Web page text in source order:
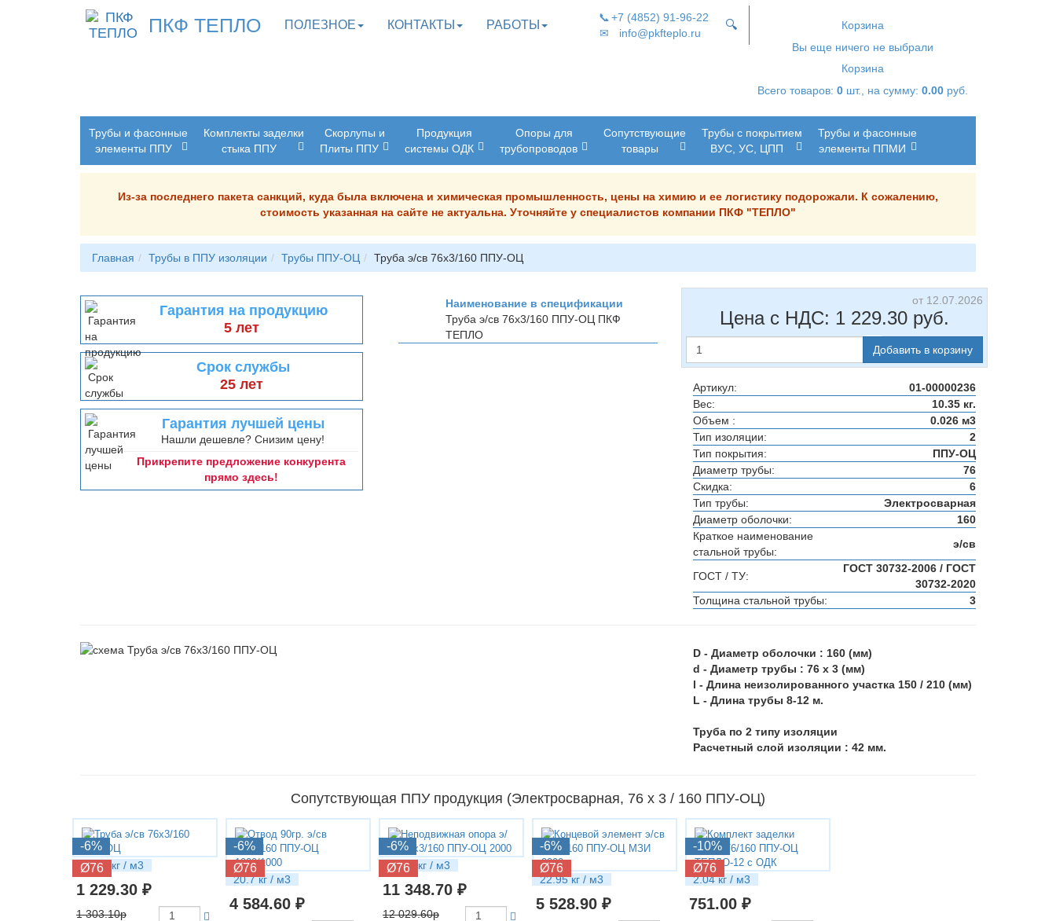
ПКФ ТЕПЛО ПОЛЕЗНОЕ КОНТАКТЫ РАБОТЫ
📞
✉
+7 (4852) 91-96-22
info@pkfteplo.ru
Корзина
Вы еще ничего не выбрали
Корзина
Всего товаров: 0 шт., на сумму: 0.00 руб.
🔍
Трубы и фасонные
элементы ППУ
Комплекты заделки
стыка ППУ
Скорлупы и
Плиты ППУ
Продукция
системы ОДК
Опоры для
трубопроводов
Сопутствующие
товары
Трубы с покрытием
ВУС, УС, ЦПП
Трубы и фасонные
элементы ППМИ
Из-за последнего пакета санкций, куда была включена и химическая промышленность, цены на химию и ее логистику подорожали. К сожалению,
стоимость указанная на сайте не актуальна. Уточняйте у специалистов компании ПКФ "ТЕПЛО"
Главная Трубы в ППУ изоляции Трубы ППУ-ОЦ Труба э/св 76х3/160 ППУ-ОЦ
Гарантия на продукцию
5 лет
Срок службы
25 лет
Гарантия лучшей цены
Нашли дешевле? Снизим цену!
Прикрепите предложение конкурента
прямо здесь!
Наименование в спецификации
Труба э/св 76х3/160 ППУ-ОЦ ПКФ
ТЕПЛО
от 12.07.2026
Цена с НДС: 1 229.30 руб.
Добавить в корзину
Артикул:
01-00000236
Вес:
10.35 кг.
Объем :
0.026 м3
Тип изоляции:
2
Тип покрытия:
ППУ-ОЦ
Диаметр трубы:
76
Скидка:
6
Тип трубы:
Электросварная
Диаметр оболочки:
160
Краткое наименование
стальной трубы:
э/св
ГОСТ / ТУ:
ГОСТ 30732-2006 / ГОСТ
30732-2020
Толщина стальной трубы:
3
D - Диаметр оболочки : 160 (мм)
d - Диаметр трубы : 76 х 3 (мм)
l - Длина неизолированного участка 150 / 210 (мм)
L - Длина трубы 8-12 м.
Труба по 2 типу изоляции
Расчетный слой изоляции : 42 мм.
Сопутствующая ППУ продукция (Электросварная, 76 х 3 / 160 ППУ-ОЦ)
-6%
Ø76
10.35 кг / м3
1 229.30 ₽
1 303.10р
-6%
Ø76
20.7 кг / м3
4 584.60 ₽
-6%
Ø76
26.53 кг / м3
11 348.70 ₽
12 029.60р
-6%
Ø76
22.95 кг / м3
5 528.90 ₽
-10%
Ø76
2.04 кг / м3
751.00 ₽